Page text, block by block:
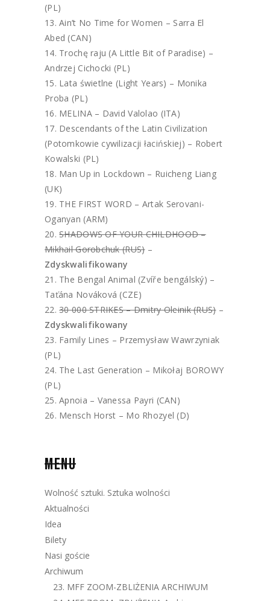
(PL)
Ain’t No Time for Women – Sarra El
Abed (CAN)
Trochę raju (A Little Bit of Paradise) –
Andrzej Cichocki (PL)
Lata świetlne (Light Years) – Monika
Proba (PL)
MELINA – David Valolao (ITA)
Descendants of the Latin Civilization
(Potomkowie cywilizacji łacińskiej) – Robert
Kowalski (PL)
Man Up in Lockdown – Ruicheng Liang
(UK)
THE FIRST WORD – Artak Serovani-
Oganyan (ARM)
SHADOWS OF YOUR CHILDHOOD –
Mikhail Gorobchuk (RUS)–
Zdyskwalifikowany
The Bengal Animal (Zvíře bengálský) –
Taťána Nováková (CZE)
30 000 STRIKES – Dmitry Oleinik (RUS)–
Zdyskwalifikowany
Family Lines – Przemysław Wawrzyniak
(PL)
The Last Generation – Mikołaj BOROWY
(PL)
Apnoia – Vanessa Payri (CAN)
Mensch Horst – Mo Rhozyel (D)
MENU
Wolność sztuki. Sztuka wolności
Aktualności
Idea
Bilety
Nasi goście
Archiwum
23. MFF ZOOM-ZBLIŻENIA ARCHIWUM